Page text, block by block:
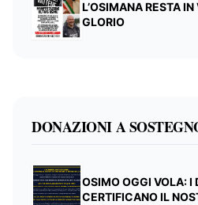
L’OSIMANA RESTA
GLORIO
DONAZIONI A
OSIMO OGGI VOLA: I
CERTIFICANO IL